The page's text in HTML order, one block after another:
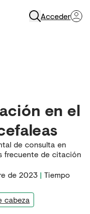
Acceder
en el
de consulta en
frecuente de citación
de 2023 | Tiempo
cabeza